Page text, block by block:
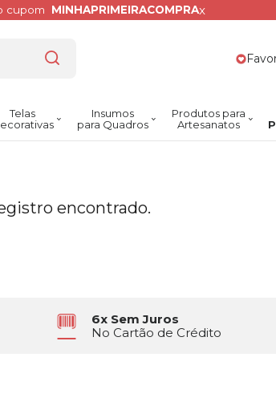
cupom MINHAPRIMEIRACOMPRAx
Telas
Insumos
para Quadros
Produtos para
Artesanatos
encontrado.
6x Sem Juros
No Cartão de Crédito